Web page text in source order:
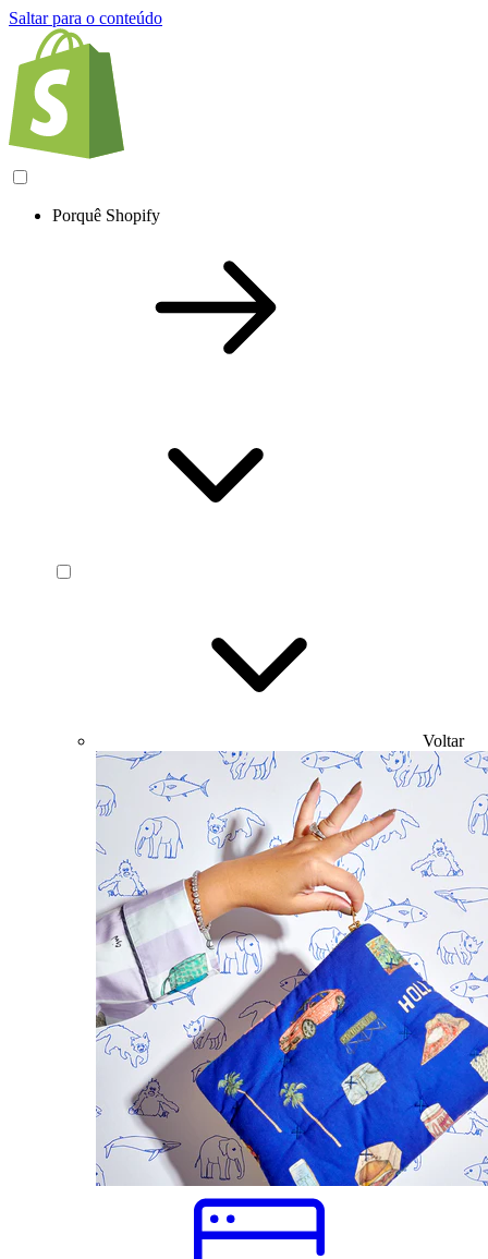
Saltar para o conteúdo
Porquê Shopify
Voltar